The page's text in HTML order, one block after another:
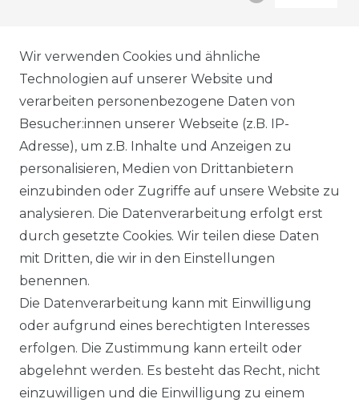
AGB
DATENSCHUTZERKLÄRUNG
WIDERRUFSRECHT
IMPRESSUM
KONTAKT
Unsere Zahlungsmöglichkeiten
Wir verwenden Cookies und ähnliche
Technologien auf unserer Website und
verarbeiten personenbezogene Daten von
Besucher:innen unserer Webseite (z.B. IP-
Adresse), um z.B. Inhalte und Anzeigen zu
personalisieren, Medien von Drittanbietern
einzubinden oder Zugriffe auf unsere Website zu
analysieren. Die Datenverarbeitung erfolgt erst
durch gesetzte Cookies. Wir teilen diese Daten
mit Dritten, die wir in den Einstellungen
benennen.
Die Datenverarbeitung kann mit Einwilligung
oder aufgrund eines berechtigten Interesses
erfolgen. Die Zustimmung kann erteilt oder
abgelehnt werden. Es besteht das Recht, nicht
einzuwilligen und die Einwilligung zu einem